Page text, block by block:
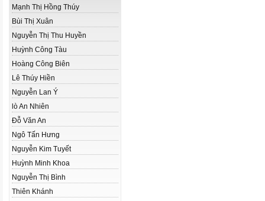
Mạnh Thị Hồng Thúy
Bùi Thị Xuân
Nguyễn Thị Thu Huyền
Huỳnh Công Tàu
Hoàng Công Biên
Lê Thúy Hiền
Nguyễn Lan Ý
lò An Nhiên
Đỗ Văn An
Ngô Tấn Hưng
Nguyễn Kim Tuyết
Huỳnh Minh Khoa
Nguyễn Thị Bình
Thiên Khánh